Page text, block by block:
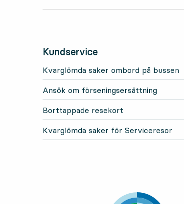
Kundservice
Kvarglömda saker ombord på bussen
Ansök om förseningsersättning
Borttappade resekort
Kvarglömda saker för Serviceresor